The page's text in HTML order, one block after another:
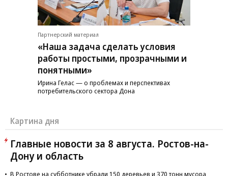
Партнерский материал
«Наша задача сделать условия
работы простыми, прозрачными и
понятными»
Ирина Гелас — о проблемах и перспективах
потребительского сектора Дона
Картина дня
Главные новости за 8 августа. Ростов-на-
Дону и область
В Ростове на субботнике убрали 150 деревьев и 370 тонн мусора